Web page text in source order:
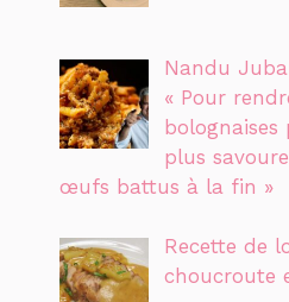
Nandu
« Pour
bolognaises
plus
œufs battus à la fin »
Recette de
choucroute